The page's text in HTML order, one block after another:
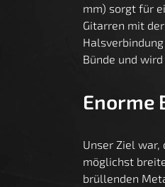
mm) sorgt für
Gitarren mit
Bünde und
Enorme
Unser Ziel
möglichst
brüllenden